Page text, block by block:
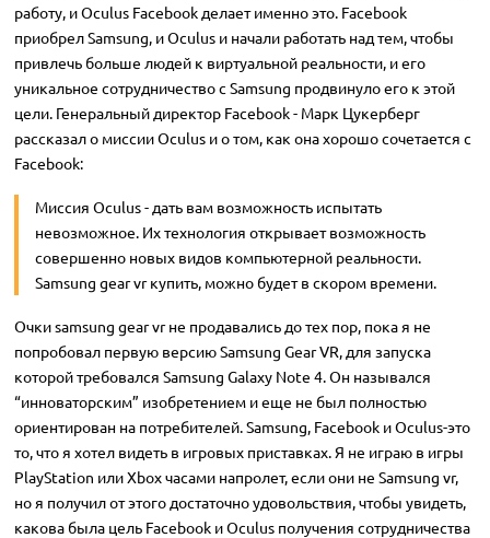
работу, и Oculus Facebook делает именно это. Facebook
приобрел Samsung, и Oculus и начали работать над тем, чтобы
привлечь больше людей к виртуальной реальности, и его
уникальное сотрудничество с Samsung продвинуло его к этой
цели. Генеральный директор Facebook - Марк Цукерберг
рассказал о миссии Oculus и о том, как она хорошо сочетается с
Facebook:
Миссия Oculus - дать вам возможность испытать
невозможное. Их технология открывает возможность
совершенно новых видов компьютерной реальности.
Samsung gear vr купить, можно будет в скором времени.
Очки samsung gear vr не продавались до тех пор, пока я не
попробовал первую версию Samsung Gear VR, для запуска
которой требовался Samsung Galaxy Note 4. Он назывался
“инноваторским” изобретением и еще не был полностью
ориентирован на потребителей. Samsung, Facebook и Oculus-это
то, что я хотел видеть в игровых приставках. Я не играю в игры
PlayStation или Xbox часами напролет, если они не Samsung vr,
но я получил от этого достаточно удовольствия, чтобы увидеть,
какова была цель Facebook и Oculus получения сотрудничества